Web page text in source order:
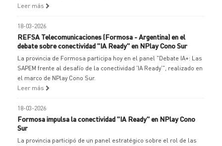
Leer más
18-03-2026
REFSA Telecomunicaciones (Formosa - Argentina) en el
debate sobre conectividad "IA Ready" en NPlay Cono Sur
La provincia de Formosa participa hoy en el panel "Debate IA+: Las
SAPEM frente al desafío de la conectividad 'IA Ready'", realizado en
el marco de NPlay Cono Sur.
Leer más
18-03-2026
Formosa impulsa la conectividad "IA Ready" en NPlay Cono
Sur
La provincia participó de un panel estratégico sobre el rol de las